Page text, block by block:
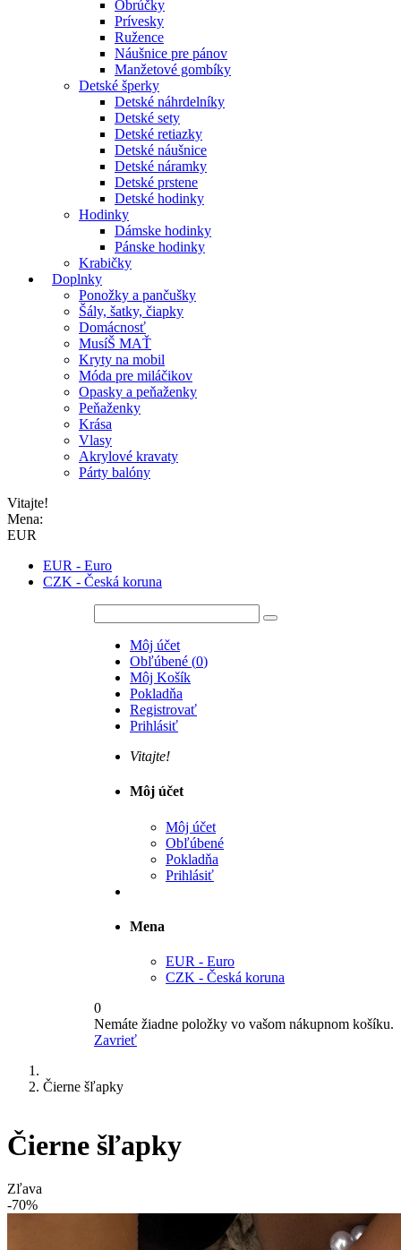
Obrúčky
Prívesky
Ružence
Náušnice pre pánov
Manžetové gombíky
Detské šperky
Detské náhrdelníky
Detské sety
Detské retiazky
Detské náušnice
Detské náramky
Detské prstene
Detské hodinky
Hodinky
Dámske hodinky
Pánske hodinky
Krabičky
Doplnky
Ponožky a pančušky
Šály, šatky, čiapky
Domácnosť
MusíŠ MAŤ
Kryty na mobil
Móda pre miláčikov
Opasky a peňaženky
Peňaženky
Krása
Vlasy
Akrylové kravaty
Párty balóny
Vitajte!
Mena:
EUR
EUR - Euro
CZK - Česká koruna
Môj účet
Obľúbené (0)
Môj Košík
Pokladňa
Registrovať
Prihlásiť
Vitajte!
Môj účet
Môj účet
Obľúbené
Pokladňa
Prihlásiť
Mena
EUR - Euro
CZK - Česká koruna
0
Nemáte žiadne položky vo vašom nákupnom košíku.
Zavrieť
Čierne šľapky
Čierne šľapky
Zľava
-70%